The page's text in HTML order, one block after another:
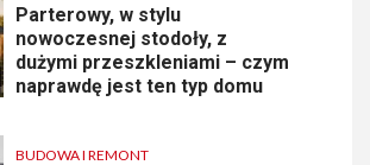
Parterowy, w stylu
nowoczesnej stodoły, z
dużymi przeszkleniami – czym
naprawdę jest ten typ domu
BUDOWA I REMONT